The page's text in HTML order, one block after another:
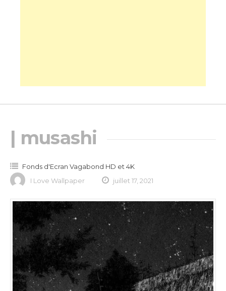
| musashi
Fonds d'Ecran Vagabond HD et 4K
I Love Wallpaper
juillet 17, 2021